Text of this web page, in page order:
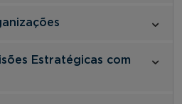
Estratégicas com